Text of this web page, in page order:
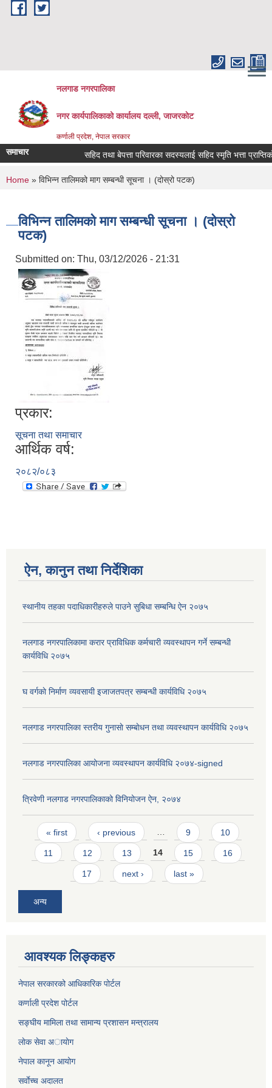
Skip to main content
नलगाड नगरपालिका
नगर कार्यपालिकाको कार्यालय दल्ली, जाजरकाेट
कर्णाली प्रदेश, नेपाल सरकार
समाचार सहिद तथा बेपत्ता परिवारका सदस्यलाई सहिद स्मृति भत्ता प्राप्तिको
You are here
Home » विभिन्न तालिमको माग सम्बन्धी सूचना । (दोस्रो पटक)
विभिन्न तालिमको माग सम्बन्धी सूचना । (दोस्रो
पटक)
Submitted on: Thu, 03/12/2026 - 21:31
प्रकार:
सूचना तथा समाचार
आर्थिक वर्ष:
२०८२/०८३
ऐन, कानुन तथा निर्देशिका
स्थानीय तहका पदाधिकारीहरुले पाउने सुबिधा सम्बन्धि ऐन २०७५
नलगाड नगरपालिकामा करार प्राविधिक कर्मचारी व्यवस्थापन गर्ने सम्बन्धी
कार्यविधि २०७५
घ वर्गकाे निर्माण व्यवसायी इजाजतपत्र सम्बन्धी कार्यविधि २०७५
नलगाड नगरपालिका स्तरीय गुनासाे सम्बाेधन तथा व्यवस्थापन कार्यविधि २०७५
नलगाड नगरपालिका आयोजना व्यवस्थापन कार्यविधि २०७४-signed
त्रिवेणी नलगाड नगरपालिकाको विनियोजन ऐन, २०७४
Pages
« first ‹ previous … 9 10
11 12 13 14 15 16
17 next › last »
अन्य
आवश्यक लिङ्कहरु
नेपाल सरकारको आधिकारिक पोर्टल
कर्णाली प्रदेश पोर्टल
सङ्घीय मामिला तथा सामान्य प्रशासन मन्त्रालय
लाेक सेवा अायाेग
नेपाल कानून आयोग
सर्वाेच्च अदालत